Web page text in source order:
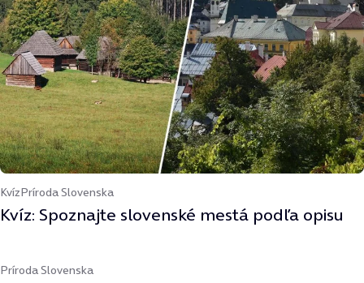
KvízPríroda Slovenska
Kvíz: Spoznajte slovenské mestá podľa opisu
Príroda Slovenska